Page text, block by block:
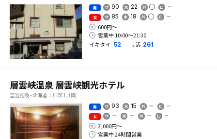
男 90 22
女 85 18
600円〜
営業中 10:00〜21:30
イキタイ 52 サ活 261
層雲峡温泉 層雲峡観光ホテル
温浴施設 - 北海道 上川郡上川町
男 93 15
女
2,000円〜
営業中 24時間営業